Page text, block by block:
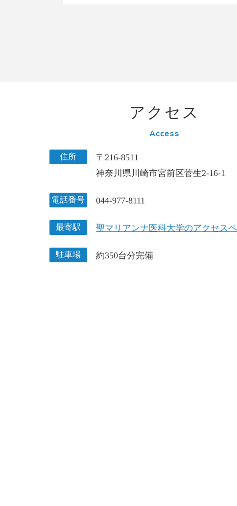
アクセス
Access
住所
〒216-8511
神奈川県川崎市宮前区菅生2-16-1
電話番号 044-977-8111
最寄駅 聖マリアンナ医科大学のアクセス
駐車場 約350台分完備